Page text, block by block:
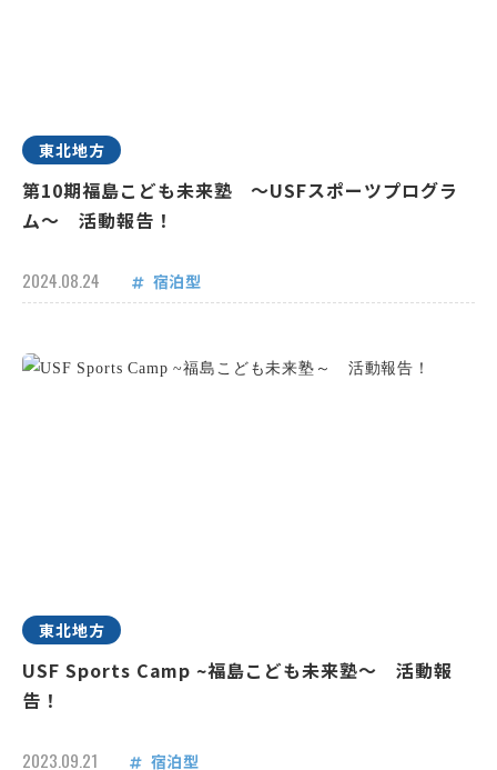
東北地方
第10期福島こども未来塾 ～USFスポーツプログラ
ム～ 活動報告！
2024.08.24 宿泊型
東北地方
USF Sports Camp ~福島こども未来塾～ 活動報
告！
2023.09.21 宿泊型